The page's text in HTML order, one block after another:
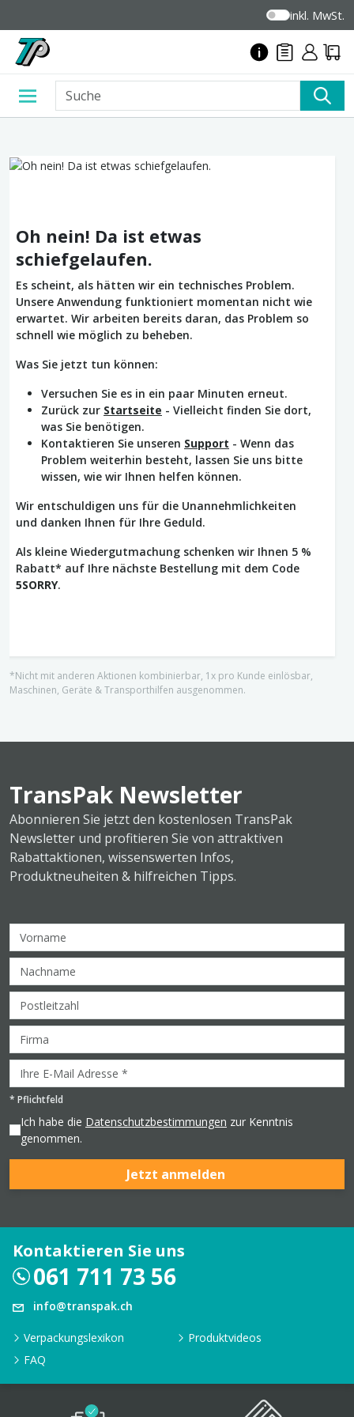
inkl. MwSt.
Oh nein! Da ist etwas
schiefgelaufen.
Es scheint, als hätten wir ein technisches Problem.
Unsere Anwendung funktioniert momentan nicht wie
erwartet. Wir arbeiten bereits daran, das Problem so
schnell wie möglich zu beheben.
Was Sie jetzt tun können:
Versuchen Sie es in ein paar Minuten erneut.
Zurück zur Startseite - Vielleicht finden Sie dort,
was Sie benötigen.
Kontaktieren Sie unseren Support - Wenn das
Problem weiterhin besteht, lassen Sie uns bitte
wissen, wie wir Ihnen helfen können.
Wir entschuldigen uns für die Unannehmlichkeiten
und danken Ihnen für Ihre Geduld.
Als kleine Wiedergutmachung schenken wir Ihnen 5 %
Rabatt* auf Ihre nächste Bestellung mit dem Code
5SORRY.
*Nicht mit anderen Aktionen kombinierbar, 1x pro Kunde einlösbar,
Maschinen, Geräte & Transporthilfen ausgenommen.
TransPak Newsletter
Abonnieren Sie jetzt den kostenlosen TransPak
Newsletter und profitieren Sie von attraktiven
Rabattaktionen, wissenswerten Infos,
Produktneuheiten & hilfreichen Tipps.
* Pflichtfeld
Ich habe die Datenschutzbestimmungen zur Kenntnis
genommen.
Jetzt anmelden
Kontaktieren Sie uns
061 711 73 56
info@transpak.ch
Verpackungslexikon
Produktvideos
FAQ